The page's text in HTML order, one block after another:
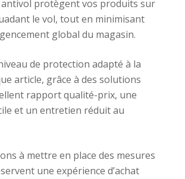
protègent vos produits sur
le vol, tout en minimisant
global du magasin.
de protection adapté à la
article, grâce à des solutions
rapport qualité-prix, une
et un entretien réduit au
à mettre en place des mesures
une expérience d’achat